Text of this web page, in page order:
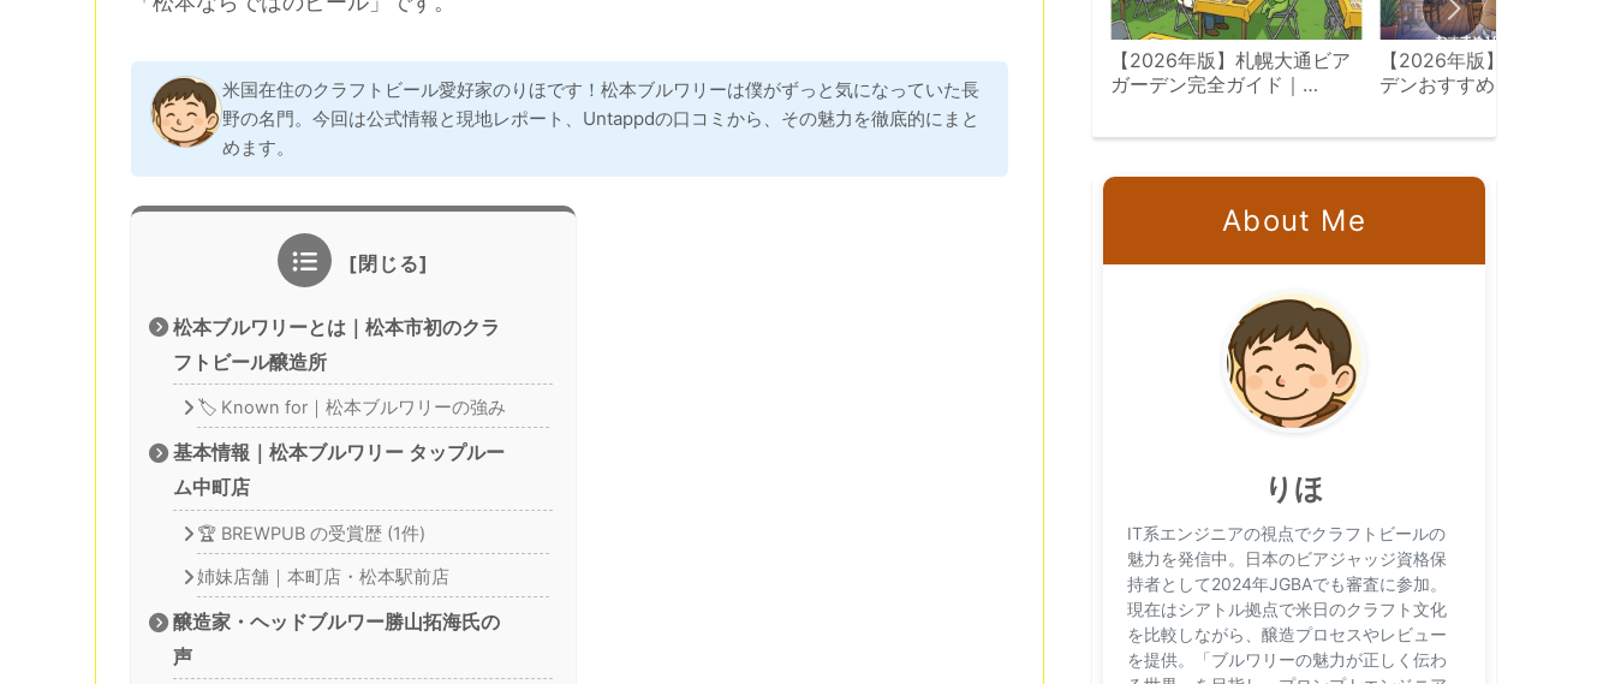
米国在住のクラフトビール愛好家のりほです！松本ブルワリーは僕がずっと気になっていた長
野の名門。今回は公式情報と現地レポート、Untappdの口コミから、その魅力を徹底的にまと
めます。
松本ブルワリーとは｜松本市初のクラ
フトビール醸造所
🏷️ Known for｜松本ブルワリーの強み
基本情報｜松本ブルワリー タップルー
ム中町店
🏆 BREWPUB の受賞歴 (1件)
姉妹店舗｜本町店・松本駅前店
醸造家・ヘッドブルワー勝山拓海氏の
声
【2026年版】札幌大通ビア
ガーデン完全ガイド｜
【2026年版】東京ビアガ
デンおすすめ15選｜屋上
イド
About Me
りほ
IT系エンジニアの視点でクラフトビールの
魅力を発信中。日本のビアジャッジ資格保
持者として2024年JGBAでも審査に参加。
現在はシアトル拠点で米日のクラフト文化
を比較しながら、醸造プロセスやレビュー
を提供。「ブルワリーの魅力が正しく伝わ